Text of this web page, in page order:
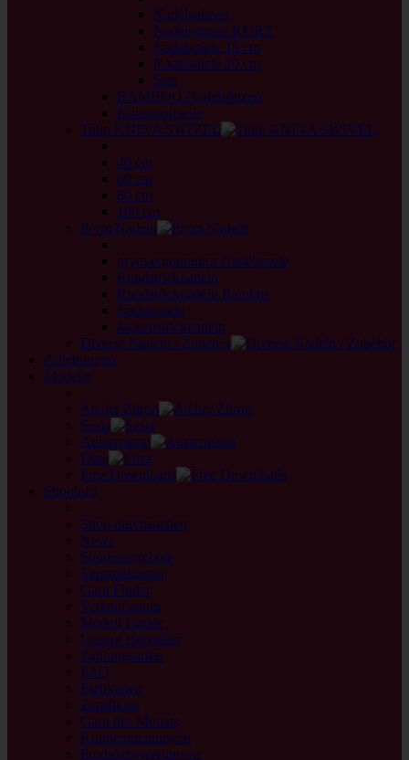
Nadelspitzen
Nadelspitzen KURZ
Nadelspiele 15 cm
Nadelspiele 20 cm
Sets
BAMBOO Nadelspitzen
Kunststoffseile
Tulip KNINA SWIVEL
40 cm
60 cm
80 cm
100 cm
Prym Nadeln
prym.ergonomics Nadelspiele
Rundstricknadeln
Rundstricknadeln Bambus
Nadelspiele
Jackenstricknadeln
Diverse Nadeln / Zubehör
Anleitungen
Modelle
Atelier Zitron
Sesia
Austermann
Elisa
Free Downloads
Shopinfo
Shop durchsuchen
News
Sonderangebote
Versandkosten
Garn Finder
Verkaufsraum
Modell Finder
Unsere Hersteller
Zahlungsarten
FAQ
Farbkarten
Zertifikate
Garn des Monats
Kundenmeinungen
Produktbewertungen